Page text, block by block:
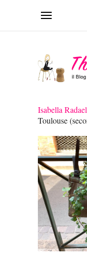
Isabella
Toulouse